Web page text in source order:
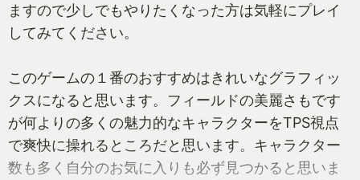
ますので少しでもやりたくなった方は気軽にプレイ
してみてください。
このゲームの１番のおすすめはきれいなグラフィッ
クスになると思います。フィールドの美麗さもです
が何よりの多くの魅力的なキャラクターをTPS視点
で爽快に操れるところだと思います。キャラクター
数も多く自分のお気に入りも必ず見つかると思いま